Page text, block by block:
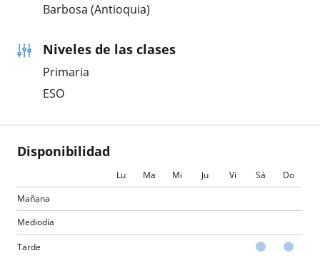
Barbosa (Antioquia)
Niveles de las clases
Primaria
ESO
Disponibilidad
Lu Ma Mi Ju Vi Sá
Do
Mañana
Mediodía
Tarde